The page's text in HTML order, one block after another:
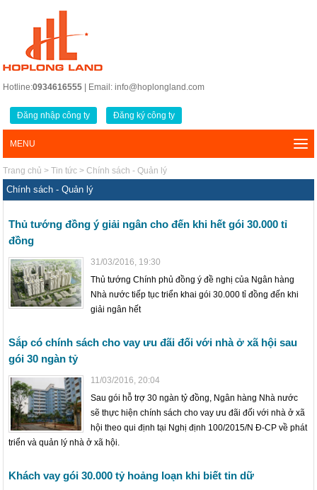
Hotline:0934616555 | Email: info@hoplongland.com
Đăng nhập công ty Đăng ký công ty
MENU
Trang chủ >Tin tức >Chính sách - Quản lý
Chính sách - Quản lý
Thủ tướng đồng ý giải ngân cho đến khi hết gói 30.000 tỉ
đồng
31/03/2016, 19:30
Thủ tướng Chính phủ đồng ý đề nghị của Ngân hàng
Nhà nước tiếp tục triển khai gói 30.000 tỉ đồng đến khi
giải ngân hết
Sắp có chính sách cho vay ưu đãi đối với nhà ở xã hội sau
gói 30 ngàn tỷ
11/03/2016, 20:04
Sau gói hỗ trợ 30 ngàn tỷ đồng, Ngân hàng Nhà nước
sẽ thực hiện chính sách cho vay ưu đãi đối với nhà ở xã
hội theo qui định tại Nghị định 100/2015/N Đ-CP về phát
triển và quản lý nhà ở xã hội.
Khách vay gói 30.000 tỷ hoảng loạn khi biết tin dữ